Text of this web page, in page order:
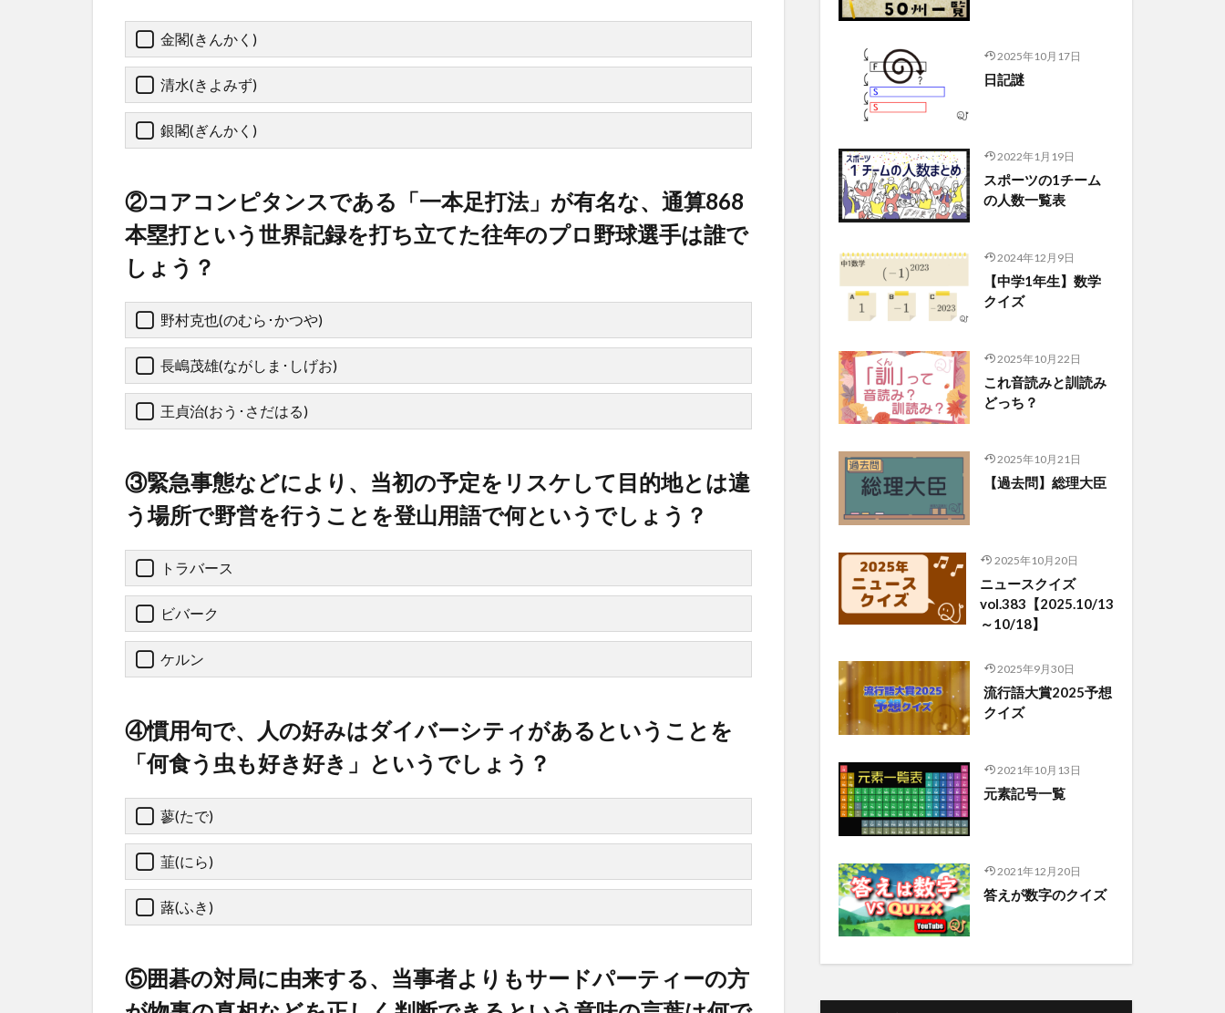
金閣(きんかく)
清水(きよみず)
銀閣(ぎんかく)
②コアコンピタンスである「一本足打法」が有名な、通算868
本塁打という世界記録を打ち立てた往年のプロ野球選手は誰で
しょう？
野村克也(のむら･かつや)
長嶋茂雄(ながしま･しげお)
王貞治(おう･さだはる)
③緊急事態などにより、当初の予定をリスケして目的地とは違
う場所で野営を行うことを登山用語で何というでしょう？
トラバース
ビバーク
ケルン
④慣用句で、人の好みはダイバーシティがあるということを
「何食う虫も好き好き」というでしょう？
蓼(たで)
韮(にら)
蕗(ふき)
⑤囲碁の対局に由来する、当事者よりもサードパーティーの方
2025年10月17日
日記謎
2022年1月19日
スポーツの1チーム
の人数一覧表
2024年12月9日
【中学1年生】数学
クイズ
2025年10月22日
これ音読みと訓読み
どっち？
2025年10月21日
【過去問】総理大臣
2025年10月20日
ニュースクイズ
vol.383【2025.10/13
～10/18】
2025年9月30日
流行語大賞2025予想
クイズ
2021年10月13日
元素記号一覧
2021年12月20日
答えが数字のクイズ